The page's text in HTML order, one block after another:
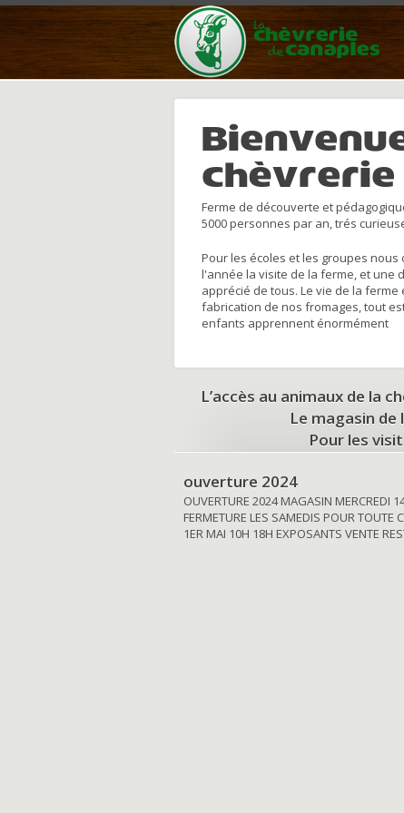
chèvrerie
Ferme de découverte et
5000 personnes par an, trés
Pour les écoles et les groupes nous
l'année la visite de la ferme, et une
apprécié de tous. Le vie de la ferme
fabrication de nos fromages, tout
enfants apprennent énormément
L’accès au animaux de la
Le magasin de
Pour les
ouverture 2024
OUVERTURE 2024 MAGASIN MERCREDI
FERMETURE LES SAMEDIS POUR TOUTE
1ER MAI 10H 18H EXPOSANTS VENTE